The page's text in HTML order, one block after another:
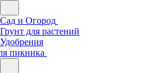
Сад и Огород
Грунт для растений
Удобрения
пикника